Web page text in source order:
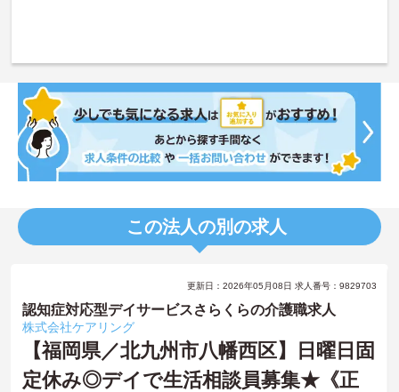
この法人の別の求人
更新日：2026年05月08日 求人番号：9829703
認知症対応型デイサービスさらくらの介護職求人
株式会社ケアリング
【福岡県／北九州市八幡西区】日曜日固
定休み◎デイで生活相談員募集★《正